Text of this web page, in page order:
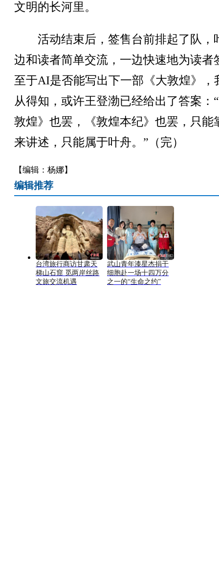
文明的长河里。
活动结束后，签售台前排起了队，
边和读者简单交流，一边快速地为读者
至于AI是否能写出下一部《大敦煌》，
从得知，或许王登渤已经给出了答案：
敦煌》也罢，《敦煌本纪》也罢，只能
来讲述，只能属于叶舟。”（完）
【编辑：杨娜】
编辑推荐
台湾旅行商访甘肃天
梯山石窟 觅两岸丝路
文旅交流机遇
武山青年漆星杰捐干
细胞赴一场十四万分
之一的“生命之约”